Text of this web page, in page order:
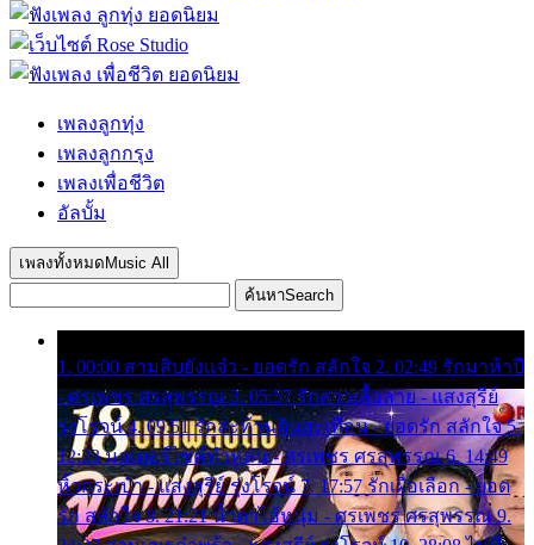
เพลงลูกทุ่ง
เพลงลูกกรุง
เพลงเพื่อชีวิต
อัลบั้ม
เพลงทั้งหมด Music All
ค้นหาSearch
1. 00:00 สามสิบยังแจ๋ว - ยอดรัก สลักใจ 2. 02:49 รักมาห้าปี
- ศรเพชร ศรสุพรรณ 3. 05:57 รักสาวเสื้อลาย - แสงสุรีย์
รุ่งโรจน์ 4. 09:51 รักสะท้านดินสะเทือน - ยอดรัก สลักใจ 5.
12:23 มอเตอร์ไซค์ทำหล่น - ศรเพชร ศรสุพรรณ 6. 14:49
หิ้วกระเป๋า - แสงสุรีย์ รุ่งโรจน์ 7. 17:57 รักเผื่อเลือก - ยอด
รัก สลักใจ 8. 21:21 น้ำตาไอ้หนุ่ม - ศรเพชร ศรสุพรรณ 9.